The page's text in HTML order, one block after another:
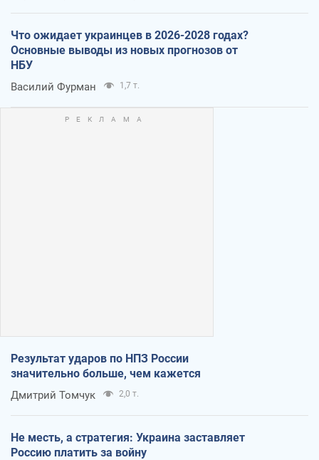
Что ожидает украинцев в 2026-2028 годах?
Основные выводы из новых прогнозов от
НБУ
Василий Фурман 1,7 т.
Результат ударов по НПЗ России
значительно больше, чем кажется
Дмитрий Томчук 2,0 т.
Не месть, а стратегия: Украина заставляет
Россию платить за войну